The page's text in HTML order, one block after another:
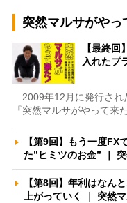
突然マルサがやっ
【最終
入れたプ
2009年12月に発行され
『突然マルサがやって
【第9回】もう一度
た”ヒミツのお金” ｜
【第8回】年利はなん
上がっていく ｜ 突然